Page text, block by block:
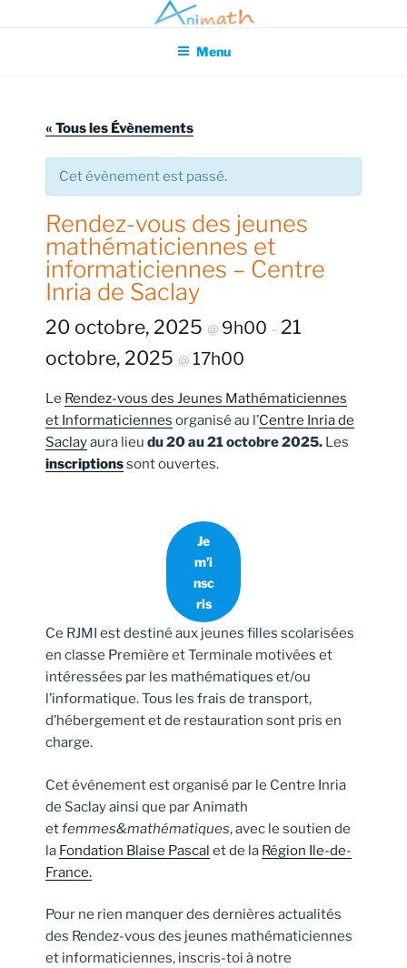
au
principal
Association pour l'Animation en Mathématiques
Menu
« Tous les Évènements
Cet évènement est passé.
Rendez-vous des jeunes
mathématiciennes et
informaticiennes – Centre
Inria de Saclay
20 octobre, 2025 @ 9h00 – 21
octobre, 2025 @ 17h00
Le Rendez-vous des Jeunes Mathématiciennes
et Informaticiennes organisé au l’Centre Inria de
Saclayaura lieu du 20 au 21 octobre 2025. Les
inscriptionssont ouvertes.
Je
m’i
nsc
ris
Ce RJMI est destiné aux jeunes filles scolarisées
en classe Première et Terminale motivées et
intéressées par les mathématiques et/ou
l’informatique. Tous les frais de transport,
d’hébergement et de restauration sont pris en
charge.
Cet événement est organisé par le Centre Inria
de Saclay ainsi que par Animath
etfemmes&mathématiques, avec le soutien de
la Fondation Blaise Pascal et de la Région Ile-de-
France.
Pour ne rien manquer des dernières actualités
des Rendez-vous des jeunes mathématiciennes
et informaticiennes, inscris-toi à notre